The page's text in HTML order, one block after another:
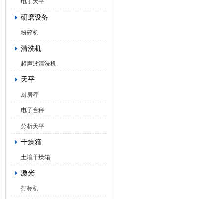
电子天平
研磨设备
粉碎机
清洗机
超声波清洗机
天平
厨房秤
电子台秤
分析天平
干燥箱
土壤干燥箱
激光
打标机